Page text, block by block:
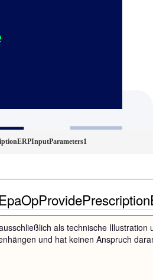
als technische
und hat keinen Anspruch